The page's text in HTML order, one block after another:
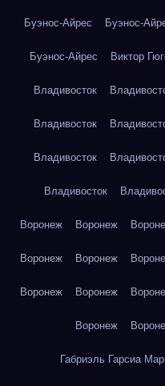
Буэнос-Айрес Буэнос-
Буэнос-Айрес Виктор
Владивосток
Владивосток
Владивосток
Владивосток
Воронеж Воронеж
Воронеж Воронеж
Воронеж Воронеж
Воронеж
Габриэль Гарсиа